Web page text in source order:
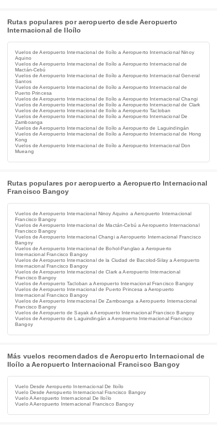
Rutas populares por aeropuerto desde Aeropuerto
Internacional de Iloílo
Vuelos de Aeropuerto Internacional de Iloílo a Aeropuerto Internacional Ninoy
Aquino
Vuelos de Aeropuerto Internacional de Iloílo a Aeropuerto Internacional de
Mactán-Cebú
Vuelos de Aeropuerto Internacional de Iloílo a Aeropuerto Internacional General
Santos
Vuelos de Aeropuerto Internacional de Iloílo a Aeropuerto Internacional de
Puerto Princesa
Vuelos de Aeropuerto Internacional de Iloílo a Aeropuerto Internacional Changi
Vuelos de Aeropuerto Internacional de Iloílo a Aeropuerto Internacional de Clark
Vuelos de Aeropuerto Internacional de Iloílo a Aeropuerto Tacloban
Vuelos de Aeropuerto Internacional de Iloílo a Aeropuerto Internacional De
Zamboanga
Vuelos de Aeropuerto Internacional de Iloílo a Aeropuerto de Laguindingán
Vuelos de Aeropuerto Internacional de Iloílo a Aeropuerto Internacional de Hong
Kong
Vuelos de Aeropuerto Internacional de Iloílo a Aeropuerto Internacional Don
Mueang
Rutas populares por aeropuerto a Aeropuerto Internacional
Francisco Bangoy
Vuelos de Aeropuerto Internacional Ninoy Aquino a Aeropuerto Internacional
Francisco Bangoy
Vuelos de Aeropuerto Internacional de Mactán-Cebú a Aeropuerto Internacional
Francisco Bangoy
Vuelos de Aeropuerto Internacional Changi a Aeropuerto Internacional Francisco
Bangoy
Vuelos de Aeropuerto Internacional de Bohol-Panglao a Aeropuerto
Internacional Francisco Bangoy
Vuelos de Aeropuerto Internacional de la Ciudad de Bacolod-Silay a Aeropuerto
Internacional Francisco Bangoy
Vuelos de Aeropuerto Internacional de Clark a Aeropuerto Internacional
Francisco Bangoy
Vuelos de Aeropuerto Tacloban a Aeropuerto Internacional Francisco Bangoy
Vuelos de Aeropuerto Internacional de Puerto Princesa a Aeropuerto
Internacional Francisco Bangoy
Vuelos de Aeropuerto Internacional De Zamboanga a Aeropuerto Internacional
Francisco Bangoy
Vuelos de Aeropuerto de Sayak a Aeropuerto Internacional Francisco Bangoy
Vuelos de Aeropuerto de Laguindingán a Aeropuerto Internacional Francisco
Bangoy
Más vuelos recomendados de Aeropuerto Internacional de
Iloílo a Aeropuerto Internacional Francisco Bangoy
Vuelo Desde Aeropuerto Internacional De Iloílo
Vuelo Desde Aeropuerto Internacional Francisco Bangoy
Vuelo A Aeropuerto Internacional De Iloílo
Vuelo A Aeropuerto Internacional Francisco Bangoy